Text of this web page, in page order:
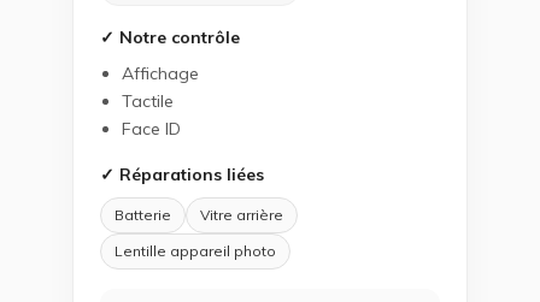
✓ Notre contrôle
Affichage
Tactile
Face ID
✓ Réparations liées
Batterie
Vitre arrière
Lentille appareil photo